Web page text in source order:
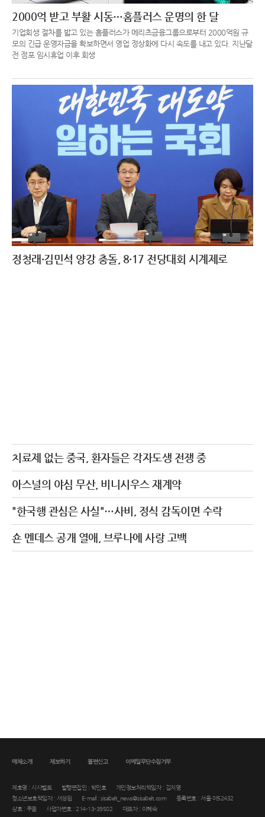
2000억 받고 부활 시동…홈플러스 운명의 한 달
기업회생 절차를 밟고 있는 홈플러스가 메리츠금융그룹으로부터 2000억원 규
모의 긴급 운영자금을 확보하면서 영업 정상화에 다시 속도를 내고 있다. 지난달
전 점포 임시휴업 이후 회생
정청래·김민석 양강 충돌, 8·17 전당대회 시계제로
치료제 없는 중국, 환자들은 각자도생 전쟁 중
아스널의 야심 무산, 비니시우스 재계약
"한국행 관심은 사실"…사비, 정식 감독이면 수락
숀 멘데스 공개 열애, 브루나에 사랑 고백
매체소개 제보하기 불편신고 이메일무단수집거부
제호명 : 시사벨트 발행편집인 : 박인호
개인정보처리책임자 : 김지영
청소년보호책임자 : 서성원
E-mail : sisabelt_news@sisabelt.com
등록번호 : 서울 아52432
상호 : 쿠움
사업자번호 : 214-13-39502
대표자 : 이혜숙